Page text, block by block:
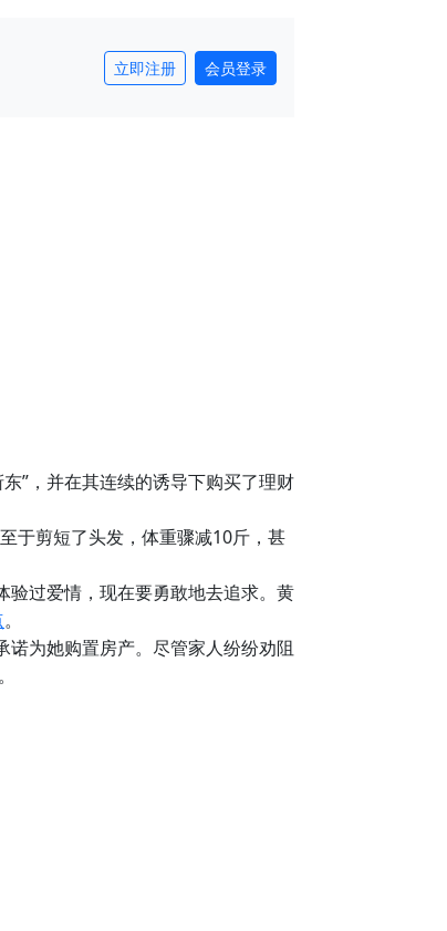
立即注册 会员登录
”，并在其连续的诱导下购买了理财
于剪短了头发，体重骤减10斤，甚
验过爱情，现在要勇敢地去追求。黄
。
诺为她购置房产。尽管家人纷纷劝阻